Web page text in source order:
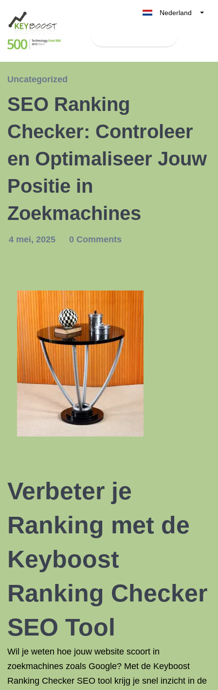
Nederland
België
Uncategorized
SEO Ranking
Checker: Controleer
en Optimaliseer Jouw
Positie in
Zoekmachines
4 mei, 2025 0 Comments
Verbeter je
Ranking met de
Keyboost
Ranking Checker
SEO Tool
Wil je weten hoe jouw website scoort in
zoekmachines zoals Google? Met de Keyboost
Ranking Checker SEO tool krijg je snel inzicht in de